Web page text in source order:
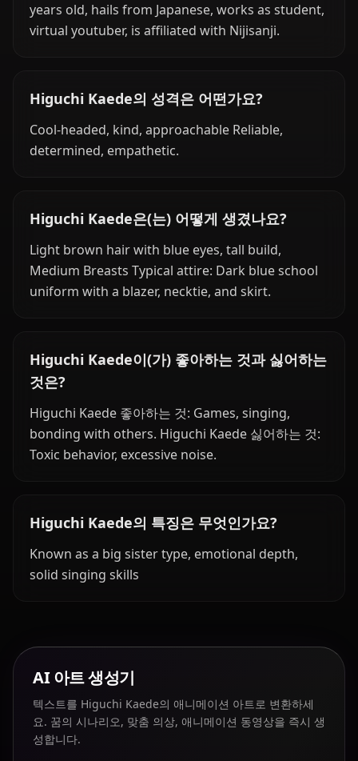
years old, hails from Japanese, works as student,
virtual youtuber, is affiliated with Nijisanji.
Higuchi Kaede의 성격은 어떤가요?
Cool-headed, kind, approachable Reliable,
determined, empathetic.
Higuchi Kaede은(는) 어떻게 생겼나요?
Light brown hair with blue eyes, tall build,
Medium Breasts Typical attire: Dark blue school
uniform with a blazer, necktie, and skirt.
Higuchi Kaede이(가) 좋아하는 것과 싫어하는
것은?
Higuchi Kaede 좋아하는 것: Games, singing,
bonding with others. Higuchi Kaede 싫어하는 것:
Toxic behavior, excessive noise.
Higuchi Kaede의 특징은 무엇인가요?
Known as a big sister type, emotional depth,
solid singing skills
AI 아트 생성기
텍스트를 Higuchi Kaede의 애니메이션 아트로 변환하세
요. 꿈의 시나리오, 맞춤 의상, 애니메이션 동영상을 즉시 생
성합니다.